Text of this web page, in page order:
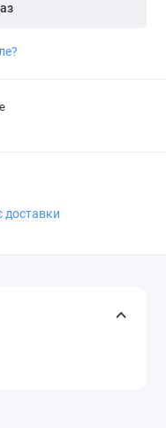
доставки